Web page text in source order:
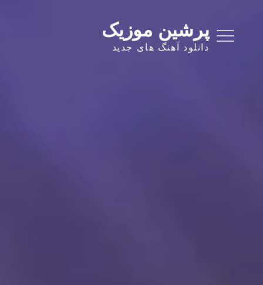
content
پرشین موزیک
دانلود آهنگ های جدید